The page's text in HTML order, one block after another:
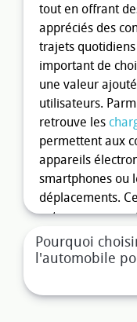
tout en offrant
appréciés des
trajets
important de
une valeur
utilisateurs.
retrouve les
permettent aux
appareils
smartphones ou
déplacements.
votre marque
qu'elle soit
essentiel.
excellent
Pourquoi
l'automobile